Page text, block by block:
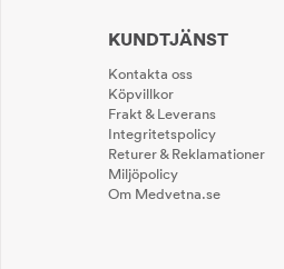
KUNDTJÄNST
Kontakta oss
Köpvillkor
Frakt & Leverans
Integritetspolicy
Returer & Reklamationer
Miljöpolicy
Om Medvetna.se